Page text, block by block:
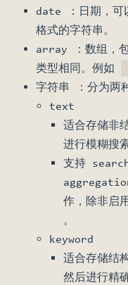
date ：日期，可
格式的字符串。
array ：数组，
类型相同。例如
字符串 ：分为两
text
适合存储非
进行模糊搜索
支持
作，除非
。
keyword
适合存储结
然后进行精